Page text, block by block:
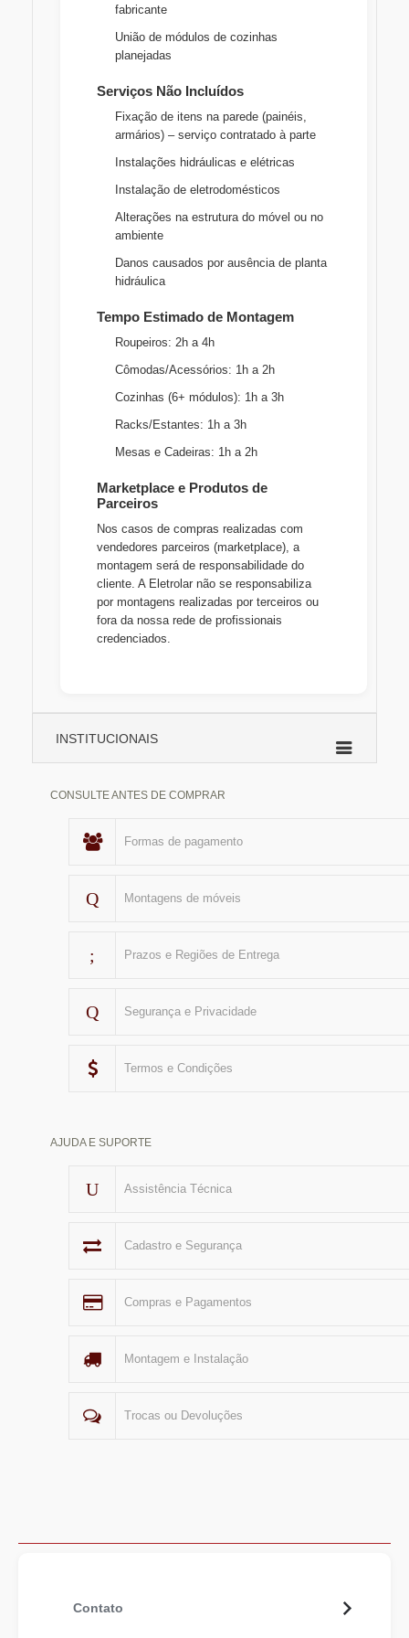
fabricante
União de módulos de cozinhas
planejadas
Serviços Não Incluídos
Fixação de itens na parede (painéis,
armários) – serviço contratado à parte
Instalações hidráulicas e elétricas
Instalação de eletrodomésticos
Alterações na estrutura do móvel ou no
ambiente
Danos causados por ausência de planta
hidráulica
Tempo Estimado de Montagem
Roupeiros: 2h a 4h
Cômodas/Acessórios: 1h a 2h
Cozinhas (6+ módulos): 1h a 3h
Racks/Estantes: 1h a 3h
Mesas e Cadeiras: 1h a 2h
Marketplace e Produtos de
Parceiros
Nos casos de compras realizadas com
vendedores parceiros (marketplace), a
montagem será de responsabilidade do
cliente. A Eletrolar não se responsabiliza
por montagens realizadas por terceiros ou
fora da nossa rede de profissionais
credenciados.
INSTITUCIONAIS
CONSULTE ANTES DE COMPRAR
Formas de pagamento
Montagens de móveis
Prazos e Regiões de Entrega
Segurança e Privacidade
Termos e Condições
AJUDA E SUPORTE
Assistência Técnica
Cadastro e Segurança
Compras e Pagamentos
Montagem e Instalação
Trocas ou Devoluções
Contato